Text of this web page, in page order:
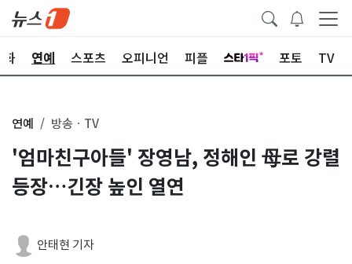
화 연예 스포츠 오피니언 피플 포토 TV
연예 방송ㆍTV
'엄마친구아들' 장영남, 정해인 母로 강렬
등장…긴장 높인 열연
안태현 기자